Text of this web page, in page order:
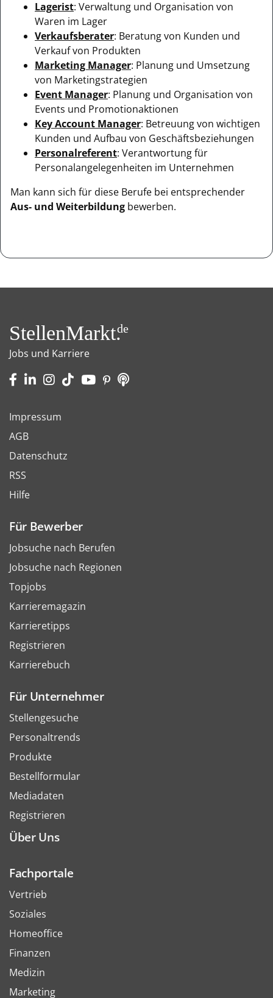
Lagerist: Verwaltung und Organisation von
Waren im Lager
Verkaufsberater: Beratung von Kunden und
Verkauf von Produkten
Marketing Manager: Planung und Umsetzung
von Marketingstrategien
Event Manager: Planung und Organisation von
Events und Promotionaktionen
Key Account Manager: Betreuung von wichtigen
Kunden und Aufbau von Geschäftsbeziehungen
Personalreferent: Verantwortung für
Personalangelegenheiten im Unternehmen
Man kann sich für diese Berufe bei entsprechender
Aus- und Weiterbildung bewerben.
StellenMarkt.de
Jobs und Karriere
Impressum
AGB
Datenschutz
RSS
Hilfe
Für Bewerber
Jobsuche nach Berufen
Jobsuche nach Regionen
Topjobs
Karrieremagazin
Karrieretipps
Registrieren
Karrierebuch
Für Unternehmer
Stellengesuche
Personaltrends
Produkte
Bestellformular
Mediadaten
Registrieren
Über Uns
Fachportale
Vertrieb
Soziales
Homeoffice
Finanzen
Medizin
Marketing